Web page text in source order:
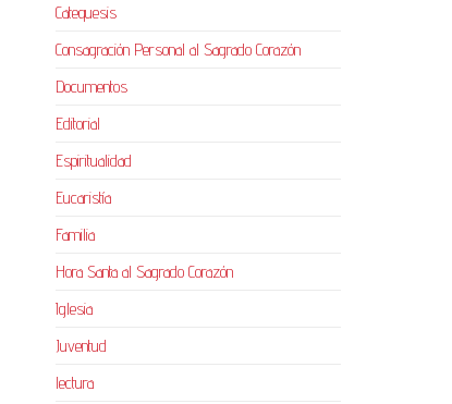
Catequesis
Consagración Personal al Sagrado Corazón
Documentos
Editorial
Espiritualidad
Eucaristía
Familia
Hora Santa al Sagrado Corazón
Iglesia
Juventud
lectura